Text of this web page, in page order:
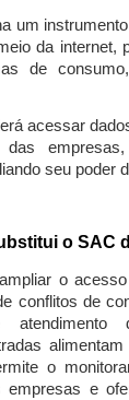
um
da internet,
de
acessar
seu poder
o SAC
o
conflitos de
atendimento
o
empresas e